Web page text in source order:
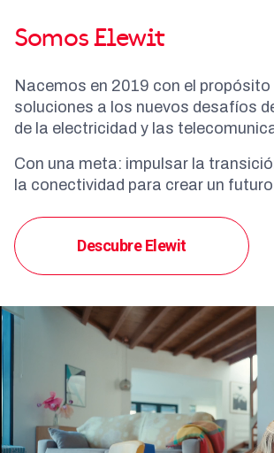
Somos Elewit
Nacemos en 2019 con el
soluciones a los nuevos desafíos
de la electricidad y las
Con una meta: impulsar la
la conectividad para crear un
Descubre Elewit